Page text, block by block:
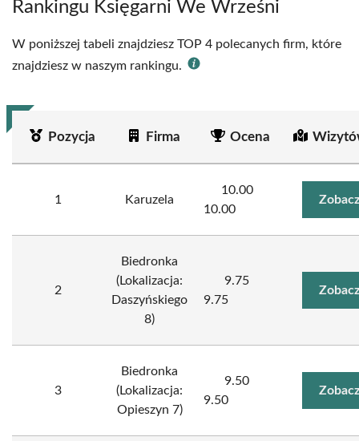
Rankingu Księgarni We Wrześni
W poniższej tabeli znajdziesz TOP 4 polecanych firm, które
znajdziesz w naszym rankingu.
Pozycja Firma Ocena
1 Karuzela
10.00
10.00
2
Biedronka
(Lokalizacja:
Daszyńskiego
8)
9.75
9.75
3
Biedronka
(Lokalizacja:
Opieszyn 7)
9.50
9.50